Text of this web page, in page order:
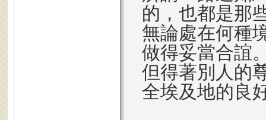
的，也都是那
無論處在何種
做得妥當合誼
但得著別人的
全埃及地的良